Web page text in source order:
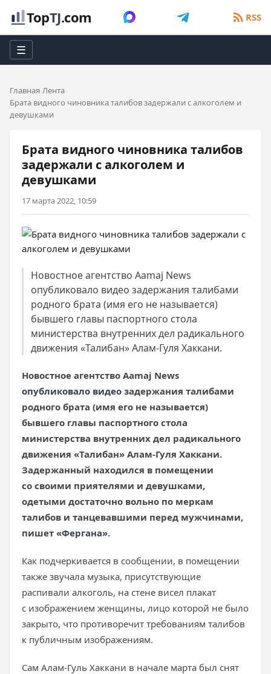
TopTJ.com RSS
☰
Главная Лента
Брата видного чиновника талибов задержали с алкоголем и
девушками
Брата видного чиновника талибов
задержали с алкоголем и
девушками
17 марта 2022, 10:59
Новостное агентство Aamaj News
опубликовало видео задержания талибами
родного брата (имя его не называется)
бывшего главы паспортного стола
министерства внутренних дел радикального
движения «Талибан» Алам-Гуля Хаккани.
Новостное агентство Aamaj News
опубликовало видео задержания талибами
родного брата (имя его не называется)
бывшего главы паспортного стола
министерства внутренних дел радикального
движения «Талибан» Алам-Гуля Хаккани.
Задержанный находился в помещении
со своими приятелями и девушками,
одетыми достаточно вольно по меркам
талибов и танцевавшими перед мужчинами,
пишет «Фергана».
Как подчеркивается в сообщении, в помещении
также звучала музыка, присутствующие
распивали алкоголь, на стене висел плакат
с изображением женщины, лицо которой не было
закрыто, что противоречит требованиям талибов
к публичным изображениям.
Сам Алам-Гуль Хаккани в начале марта был снят